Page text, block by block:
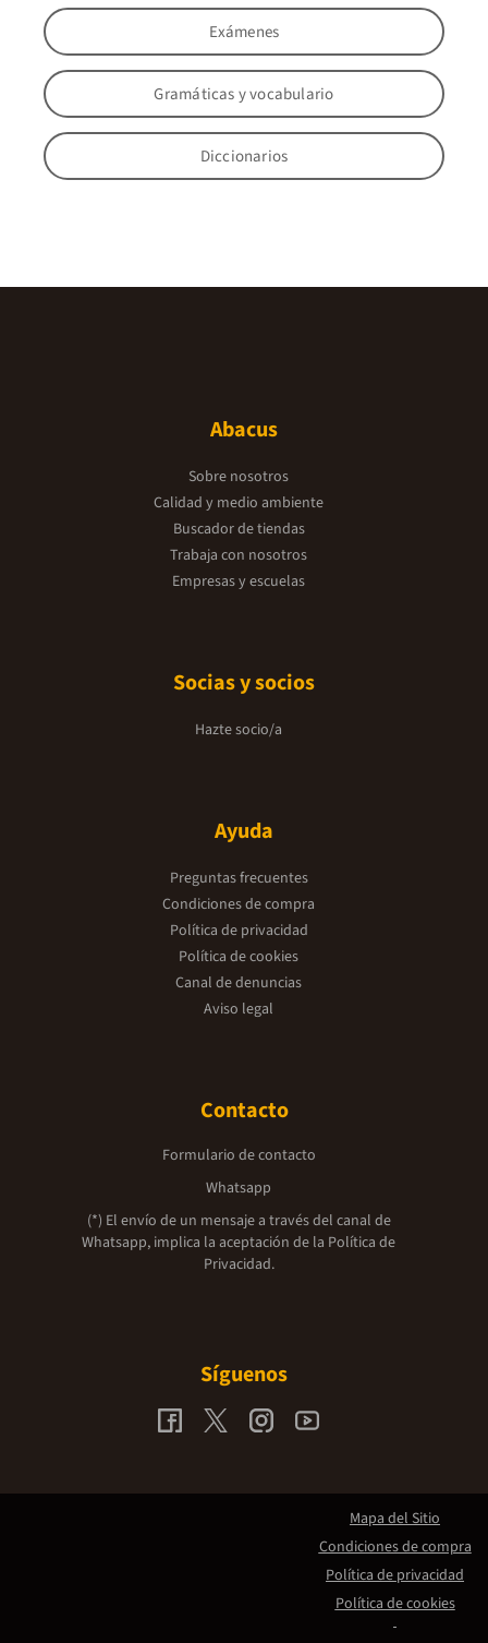
Exámenes
Gramáticas y vocabulario
Diccionarios
Abacus
Sobre nosotros
Calidad y medio ambiente
Buscador de tiendas
Trabaja con nosotros
Empresas y escuelas
Socias y socios
Hazte socio/a
Ayuda
Preguntas frecuentes
Condiciones de compra
Política de privacidad
Política de cookies
Canal de denuncias
Aviso legal
Contacto
Formulario de contacto
Whatsapp
(*) El envío de un mensaje a través del canal de
Whatsapp, implica la aceptación de la Política de
Privacidad.
Síguenos
Mapa del Sitio
Condiciones de compra
Política de privacidad
Política de cookies